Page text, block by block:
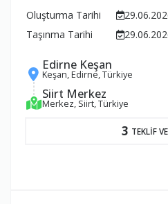
Oluşturma Tarihi
Taşınma Tarihi
Edirne Keşan
Keşan, Edirne, Türkiye
Siirt Merkez
Merkez, Siirt, Türkiye
3 TEKLİF